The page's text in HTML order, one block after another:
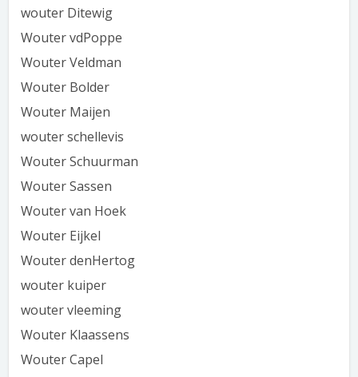
wouter Ditewig
Wouter vdPoppe
Wouter Veldman
Wouter Bolder
Wouter Maijen
wouter schellevis
Wouter Schuurman
Wouter Sassen
Wouter van Hoek
Wouter Eijkel
Wouter denHertog
wouter kuiper
wouter vleeming
Wouter Klaassens
Wouter Capel